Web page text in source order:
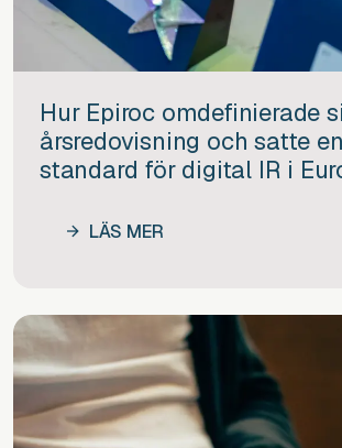
Hur Epiroc omdefinierade
årsredovisning och satte
standard för digital IR i
LÄS MER